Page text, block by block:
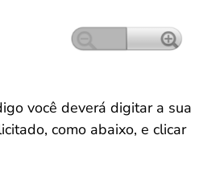
você deverá digitar a sua
como abaixo, e clicar